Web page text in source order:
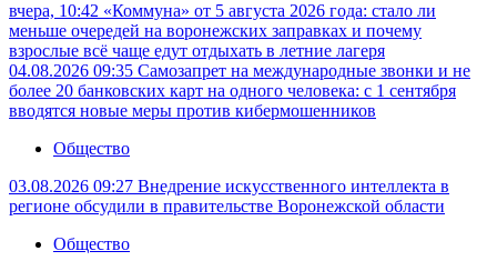
вчера, 10:42 «Коммуна» от 5 августа 2026 года: стало ли
меньше очередей на воронежских заправках и почему
взрослые всё чаще едут отдыхать в летние лагеря
04.08.2026 09:35 Самозапрет на международные звонки и не
более 20 банковских карт на одного человека: с 1 сентября
вводятся новые меры против кибермошенников
Общество
03.08.2026 09:27 Внедрение искусственного интеллекта в
регионе обсудили в правительстве Воронежской области
Общество